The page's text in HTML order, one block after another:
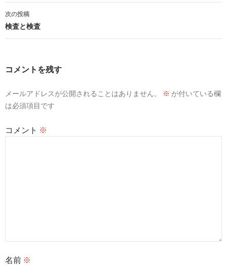
ナ
ビ
ゲ
ョ
次の投稿
検査と検査
コメントを残す
メールアドレスが公開されることはありません。 ※ が付いている欄
は必須項目です
コメント ※
名前 ※